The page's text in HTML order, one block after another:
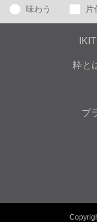
味わう 片
粋と
プ